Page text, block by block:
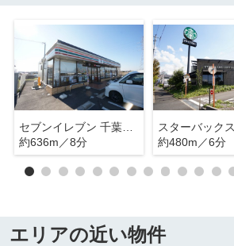
セブンイレブン 千葉南生実町店
約636m／8分
約480m／6分
エリアの近い物件